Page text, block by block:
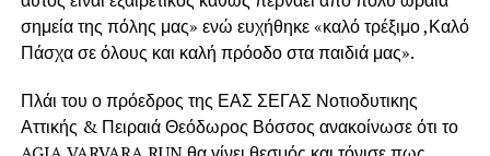
σημεία της πόλης μας» ενώ ευχήθηκε «καλό τρέξιμο ,Καλό
Πάσχα σε όλους και καλή πρόοδο στα παιδιά μας».
Πλάι του ο πρόεδρος της ΕΑΣ ΣΕΓΑΣ Νοτιοδυτικης
Αττικής & Πειραιά Θεόδωρος Βόσσος ανακοίνωσε ότι το